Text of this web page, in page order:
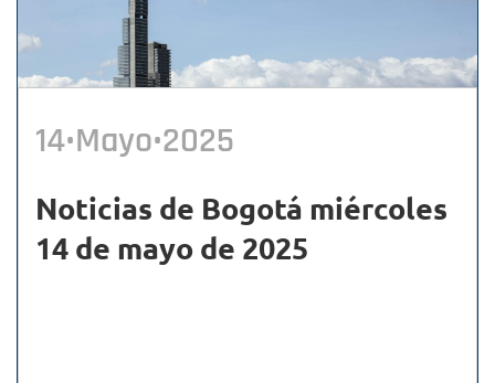
14•Mayo•2025
Noticias de Bogotá miércoles
14 de mayo de 2025